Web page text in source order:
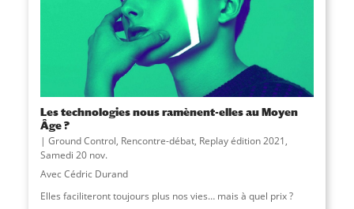
Les technologies nous ramènent-elles au Moyen
Âge ?
Ground Control, Rencontre-débat, Replay édition 2021,
Samedi 20 nov.
Avec Cédric Durand
Elles faciliteront toujours plus nos vies… mais à quel prix ?